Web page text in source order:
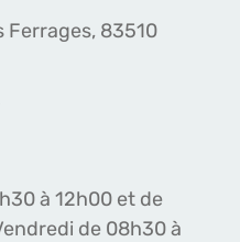
Ferrages, 83510
à 12h00 et de
de 08h30 à